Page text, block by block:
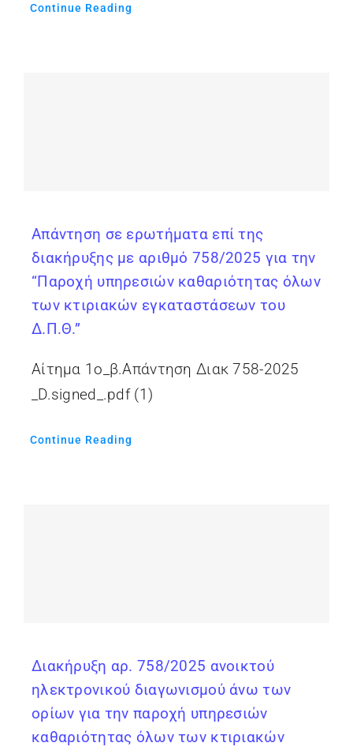
Continue Reading
Απάντηση σε ερωτήματα επί της
διακήρυξης με αριθμό 758/2025 για την
“Παροχή υπηρεσιών καθαριότητας όλων
των κτιριακών εγκαταστάσεων του
Δ.Π.Θ.”
Αίτημα 1ο_β.Απάντηση Διακ 758-2025
_D.signed_.pdf (1)
Continue Reading
Διακήρυξη αρ. 758/2025 ανοικτού
ηλεκτρονικού διαγωνισμού άνω των
ορίων για την παροχή υπηρεσιών
καθαριότητας όλων των κτιριακών